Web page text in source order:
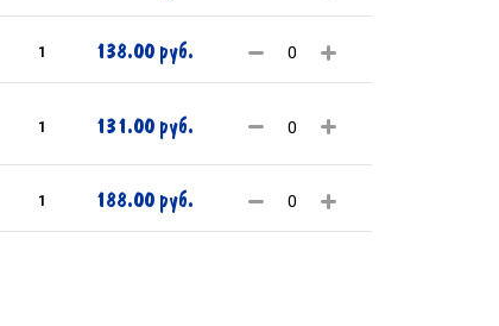
1 138.00 руб.
1 131.00 руб.
1 188.00 руб.